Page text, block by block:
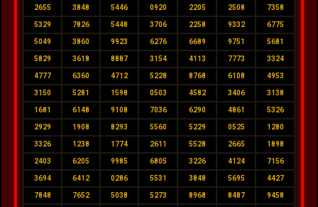
2655 3848 5446 0920 2205 2508 7358
5329 7826 5448 3706 2258 9332 6775
5049 3860 9923 6276 6689 9751 5681
5829 3618 8887 3154 4113 7773 3324
4777 6360 4712 5228 8768 6108 4953
3150 5281 1598 0503 4582 3406 3138
1681 6148 9108 7036 6290 4861 5326
2929 1908 8293 5560 5229 0525 1280
3326 1238 1774 2611 5528 2665 1898
2403 6205 9985 6805 3226 4124 7156
3694 6412 0286 5531 3848 5695 4427
7848 7652 5038 5273 8968 8487 9458